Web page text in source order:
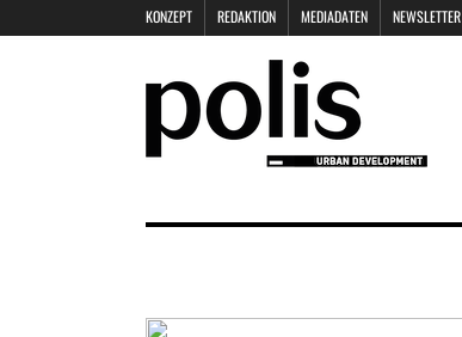
KONZEPT REDAKTION MEDIADATEN NEWSLETTER